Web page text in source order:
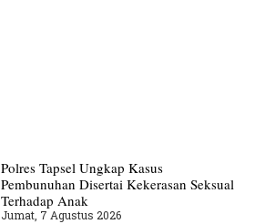
Polres Tapsel Ungkap Kasus
Pembunuhan Disertai Kekerasan Seksual
Terhadap Anak
Jumat, 7 Agustus 2026